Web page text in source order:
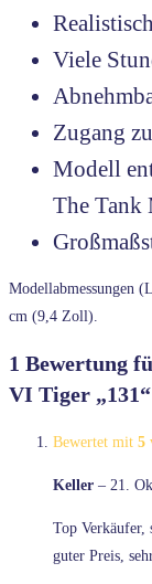
Viele
Zugang
Modell
The Tank
Modellabmessungen
cm (9,4 Zoll).
1 Bewertung
VI Tiger
Bewertet mit 5
Keller – 21.
Top Verkäufer,
guter Preis,